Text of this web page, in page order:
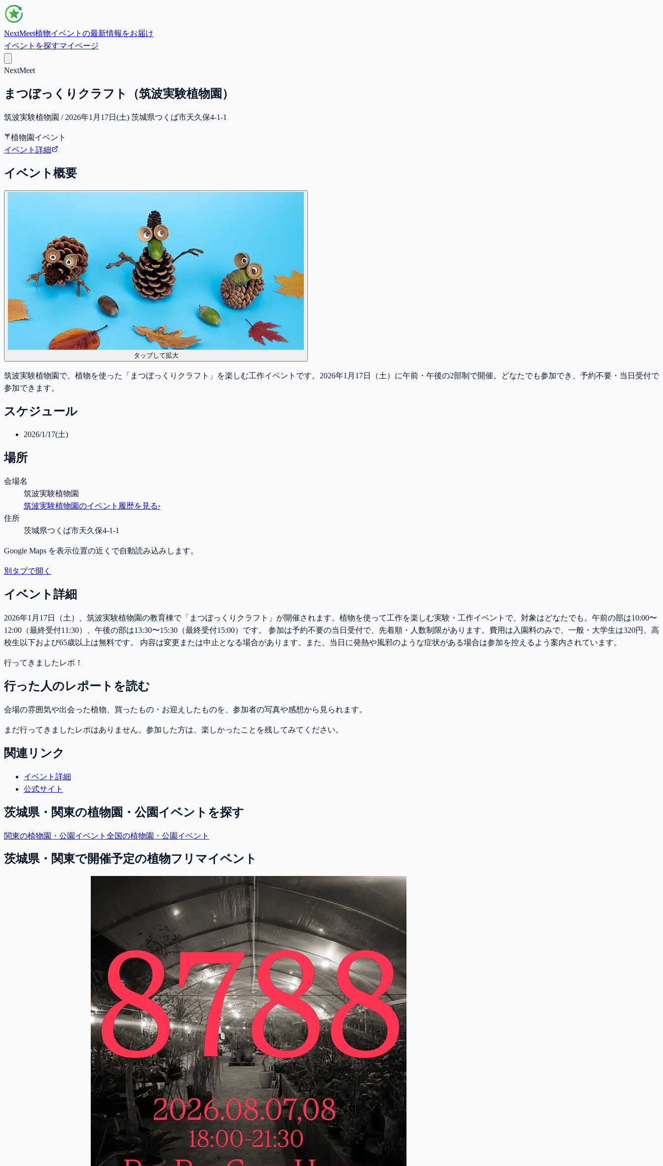
NextMeet植物イベントの最新情報をお届け
イベントを探すマイページ
NextMeet
まつぼっくりクラフト（筑波実験植物園）
筑波実験植物園 / 2026年1月17日(土) 茨城県つくば市天久保4-1-1
植物園イベント
イベント詳細
イベント概要
タップして拡大
筑波実験植物園で、植物を使った「まつぼっくりクラフト」を楽しむ工作イベントです。2026年1月17日（土）に午前・午後の2部制で開催。どなたでも参加でき、予約不要・当日受付で
参加できます。
スケジュール
2026/1/17(土)
場所
会場名
筑波実験植物園
筑波実験植物園のイベント履歴を見る›
住所
茨城県つくば市天久保4-1-1
Google Maps を表示位置の近くで自動読み込みします。
別タブで開く
イベント詳細
2026年1月17日（土）、筑波実験植物園の教育棟で「まつぼっくりクラフト」が開催されます。植物を使って工作を楽しむ実験・工作イベントで、対象はどなたでも。午前の部は10:00〜
12:00（最終受付11:30）、午後の部は13:30〜15:30（最終受付15:00）です。 参加は予約不要の当日受付で、先着順・人数制限があります。費用は入園料のみで、一般・大学生は320円、高
校生以下および65歳以上は無料です。 内容は変更または中止となる場合があります。また、当日に発熱や風邪のような症状がある場合は参加を控えるよう案内されています。
行ってきましたレポ！
行った人のレポートを読む
会場の雰囲気や出会った植物、買ったもの・お迎えしたものを、参加者の写真や感想から見られます。
まだ行ってきましたレポはありません。参加した方は、楽しかったことを残してみてください。
関連リンク
イベント詳細
公式サイト
茨城県・関東の植物園・公園イベントを探す
関東の植物園・公園イベント 全国の植物園・公園イベント
茨城県・関東で開催予定の植物フリマイベント